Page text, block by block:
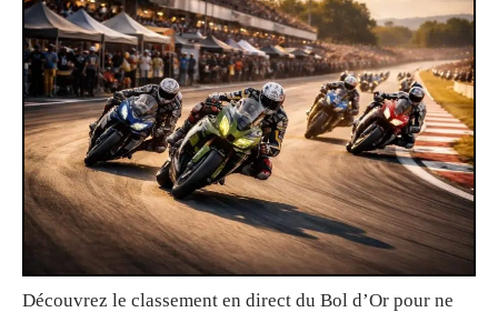
Découvrez le classement en direct du Bol d’Or pour ne